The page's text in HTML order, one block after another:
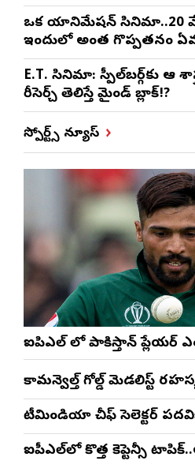
ఒక యానిమేషన్ సినిమా..20 వేల
ఇందులో అంత గొప్పతనం
E.T. సినిమా: స్పీల్‌బర్గ్‌కు ఆ
రీసెర్చ్ తెలిస్తే మైండ్ బ్లాక్!?
స్పోర్ట్స్ న్యూస్
ఐపిఎల్ లో పాకిస్తాన్ ప్లేయర్
కామన్వెల్త్ గోల్డ్ మెడలిస్ట్
టీమిండియా చీఫ్ సెలెక్టర్
ఐపీఎల్‌లో కొత్త కెప్టెన్సీ